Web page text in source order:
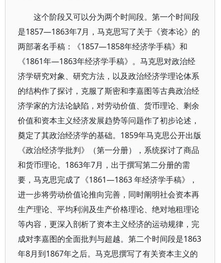
这个阶段又可以分为两个时间段。第一个时间段
是1857—1863年7月，马克思写了关于《资本论》的
两部著名手稿：《1857—1858年经济学手稿》和
《1861年—1863年经济学手稿》。马克思对政治经
济学研究对象、研究方法，以及政治经济学理论体系
的结构作了探讨，克服了斯密和李嘉图等古典政治经
济学家的方法论缺陷，对劳动价值、货币理论、剩余
价值和资本主义经济发展趋势等问题作了初步论述，
奠定了其政治经济学的基础。1859年马克思公开出版
《政治经济学批判》（第一分册），系统探讨了商品
和货币理论。1863年7月，出于撰写第二分册的需
要，马克思完成了《1861—1863 年经济学手稿》，
进一步将劳动价值论推向完善，同时阐明社会资本再
生产理论、平均利润及生产价格理论、绝对地租理论
等内容，更深入剖析了资本主义经济的运动规律，完
成对李嘉图的全面批判与超越。第二个时间段是1863
年8月到1867年之后。马克思撰写了有关资本主义的